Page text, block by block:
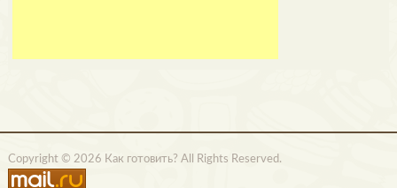
Copyright © 2026 Как готовить? All Rights Reserved.